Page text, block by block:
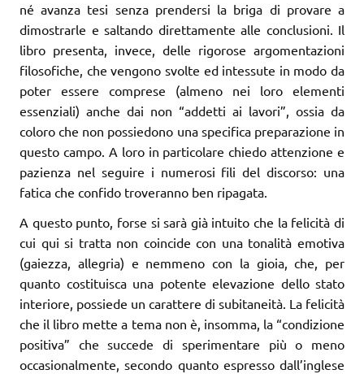
né avanza tesi senza prendersi la briga di provare a
dimostrarle e saltando direttamente alle conclusioni. Il
libro presenta, invece, delle rigorose argomentazioni
filosofiche, che vengono svolte ed intessute in modo da
poter essere comprese (almeno nei loro elementi
essenziali) anche dai non “addetti ai lavori”, ossia da
coloro che non possiedono una specifica preparazione in
questo campo. A loro in particolare chiedo attenzione e
pazienza nel seguire i numerosi fili del discorso: una
fatica che confido troveranno ben ripagata.
A questo punto, forse si sarà già intuito che la felicità di
cui qui si tratta non coincide con una tonalità emotiva
(gaiezza, allegria) e nemmeno con la gioia, che, per
quanto costituisca una potente elevazione dello stato
interiore, possiede un carattere di subitaneità. La felicità
che il libro mette a tema non è, insomma, la “condizione
positiva” che succede di sperimentare più o meno
occasionalmente, secondo quanto espresso dall’inglese